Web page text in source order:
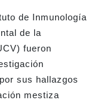
de Inmunología
de la
fueron
sus hallazgos
mestiza